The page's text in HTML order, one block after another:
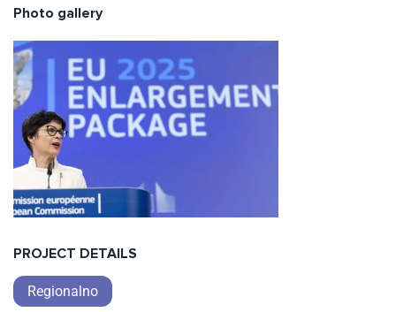
Photo gallery
PROJECT DETAILS
Regionalno